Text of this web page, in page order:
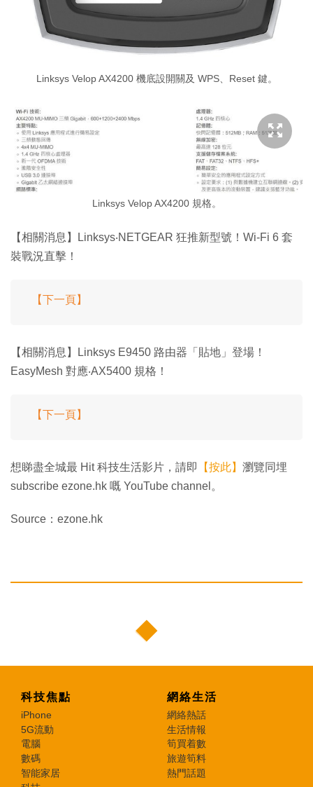
Linksys Velop AX4200 機底設開關及 WPS、Reset 鍵。
Linksys Velop AX4200 規格。
【相關消息】Linksys‧NETGEAR 狂推新型號！Wi-Fi 6 套
裝戰況直擊！
【下一頁】
【相關消息】Linksys E9450 路由器「貼地」登場！
EasyMesh 對應‧AX5400 規格！
【下一頁】
想睇盡全城最 Hit 科技生活影片，請即 【按此】 瀏覽同埋
subscribe ezone.hk 嘅 YouTube channel。
Source：ezone.hk
科技焦點
iPhone
5G流動
電腦
數碼
智能家居
網絡生活
網絡熱話
生活情報
筍買着數
旅遊筍料
熱門話題